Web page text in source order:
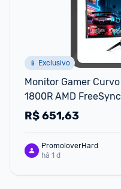
📱 Exclusivo
Monitor Gamer Curvo
1800R AMD
Inclinação Sem
R$651,63
PromoloverHard
há 1 d